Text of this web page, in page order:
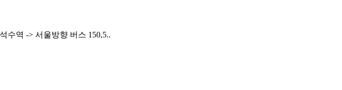
수역 -> 서울방향 버스 150,5..